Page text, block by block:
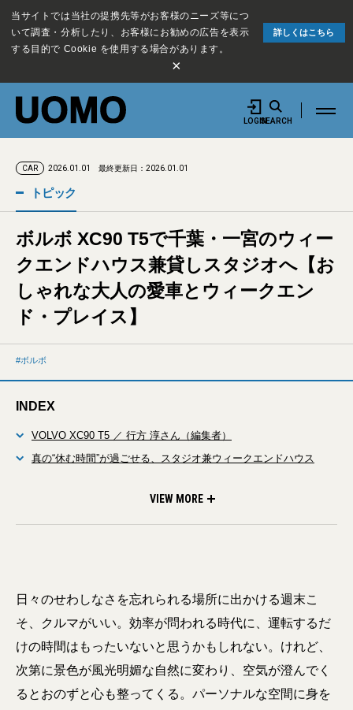
当サイトでは当社の提携先等がお客様のニーズ等につ
いて調査・分析したり、お客様にお勧めの広告を表示
する目的で Cookie を使用する場合があります。
詳しくはこちら
×
LOGINSEARCH
CAR 2026.01.01 最終更新日：2026.01.01
トピック
ボルボ XC90 T5で千葉・一宮のウィー
クエンドハウス兼貸しスタジオへ【お
しゃれな大人の愛車とウィークエン
ド・プレイス】
ボルボ
INDEX
VOLVO XC90 T5 ／ 行方 淳さん（編集者）
真の“休む時間”が過ごせる、スタジオ兼ウィークエンドハウス
VIEW MORE
日々のせわしなさを忘れられる場所に出かける週末こ
そ、クルマがいい。効率が問われる時代に、運転するだ
けの時間はもったいないと思うかもしれない。けれど、
次第に景色が風光明媚な自然に変わり、空気が澄んでく
るとおのずと心も整ってくる。パーソナルな空間に身を